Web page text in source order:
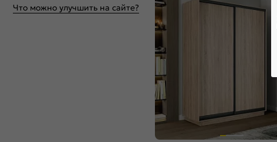
Что можно улучшить на сайте?